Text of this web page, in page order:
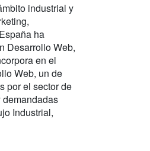
industrial y
ha
Desarrollo Web,
en el
Web, un de
por el sector de
Industrial,